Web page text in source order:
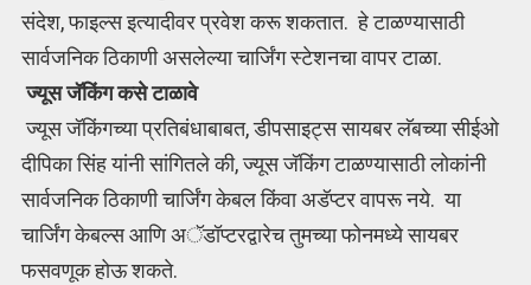
संदेश, फाइल्स इत्यादीवर प्रवेश करू शकतात. हे टाळण्यासाठी
सार्वजनिक ठिकाणी असलेल्या चार्जिंग स्टेशनचा वापर टाळा.
ज्यूस जॅकिंग कसे टाळावे
ज्यूस जॅकिंगच्या प्रतिबंधाबाबत, डीपसाइट्स सायबर लॅबच्या सीईओ
दीपिका सिंह यांनी सांगितले की, ज्यूस जॅकिंग टाळण्यासाठी लोकांनी
सार्वजनिक ठिकाणी चार्जिंग केबल किंवा अडॅप्टर वापरू नये. या
चार्जिंग केबल्स आणि अॅडॉप्टरद्वारेच तुमच्या फोनमध्ये सायबर
फसवणूक होऊ शकते.